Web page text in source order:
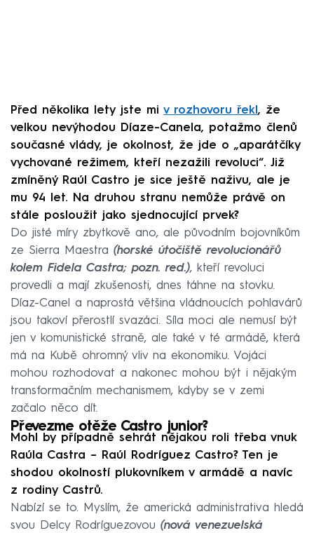
Před několika lety jste mi v rozhovoru řekl , že
velkou nevýhodou Díaze-Canela, potažmo členů
současné vlády, je okolnost, že jde o „aparátčíky
vychované režimem, kteří nezažili revoluci“. Již
zmíněný Raúl Castro je sice ještě naživu, ale je
mu 94 let. Na druhou stranu nemůže právě on
stále posloužit jako sjednocující prvek?
Do jisté míry zbytkově ano, ale původním bojovníkům
ze Sierra Maestra (horské útočiště revolucionářů
kolem Fidela Castra; pozn. red.), kteří revoluci
provedli a mají zkušenosti, dnes táhne na stovku.
Díaz-Canel a naprostá většina vládnoucích pohlavárů
jsou takoví přerostlí svazáci. Síla moci ale nemusí být
jen v komunistické straně, ale také v té armádě, která
má na Kubě ohromný vliv na ekonomiku. Vojáci
mohou rozhodovat a nakonec mohou být i nějakým
transformačním mechanismem, kdyby se v zemi
začalo něco dít.
Převezme otěže Castro junior?
Mohl by případně sehrát nějakou roli třeba vnuk
Raúla Castra – Raúl Rodríguez Castro? Ten je
shodou okolností plukovníkem v armádě a navíc
z rodiny Castrů.
Nabízí se to. Myslím, že americká administrativa hledá
svou Delcy Rodríguezovou (nová venezuelská